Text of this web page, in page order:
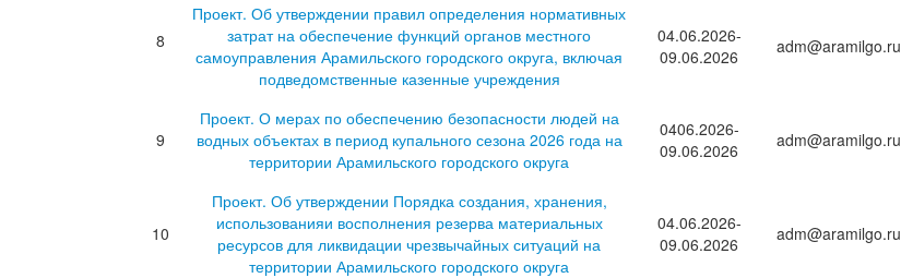
8
Проект. Об утверждении правил определения нормативных
затрат на обеспечение функций органов местного
самоуправления Арамильского городского округа, включая
подведомственные казенные учреждения
04.06.2026-
09.06.2026
adm@aramilgo.ru
9
Проект. О мерах по обеспечению безопасности людей на
водных объектах в период купального сезона 2026 года на
территории Арамильского городского округа
0406.2026-
09.06.2026
adm@aramilgo.ru
10
Проект. Об утверждении Порядка создания, хранения,
использованияи восполнения резерва материальных
ресурсов для ликвидации чрезвычайных ситуаций на
территории Арамильского городского округа
04.06.2026-
09.06.2026
adm@aramilgo.ru